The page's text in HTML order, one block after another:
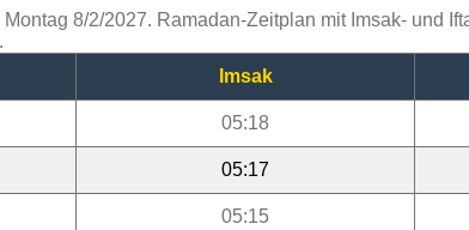
Montag 8/2/2027. Ramadan-Zeitplan mit Imsak- und
Imsak
05:18
05:17
05:15